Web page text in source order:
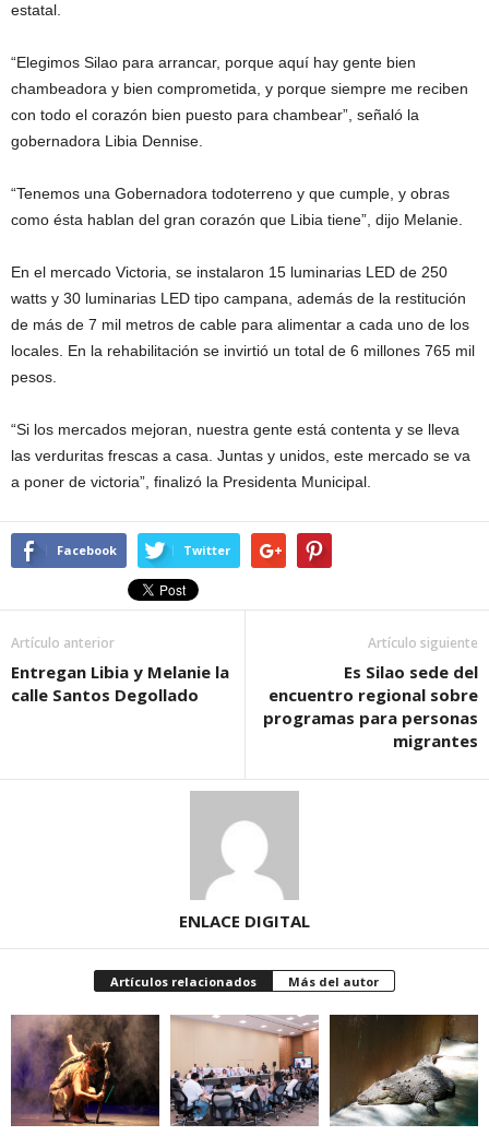
estatal.
“Elegimos Silao para arrancar, porque aquí hay gente bien
chambeadora y bien comprometida, y porque siempre me reciben
con todo el corazón bien puesto para chambear”, señaló la
gobernadora Libia Dennise.
“Tenemos una Gobernadora todoterreno y que cumple, y obras
como ésta hablan del gran corazón que Libia tiene”, dijo Melanie.
En el mercado Victoria, se instalaron 15 luminarias LED de 250
watts y 30 luminarias LED tipo campana, además de la restitución
de más de 7 mil metros de cable para alimentar a cada uno de los
locales. En la rehabilitación se invirtió un total de 6 millones 765 mil
pesos.
“Si los mercados mejoran, nuestra gente está contenta y se lleva
las verduritas frescas a casa. Juntas y unidos, este mercado se va
a poner de victoria”, finalizó la Presidenta Municipal.
Facebook Twitter
Artículo anterior
Entregan Libia y Melanie la
calle Santos Degollado
Artículo siguiente
Es Silao sede del
encuentro regional sobre
programas para personas
migrantes
ENLACE DIGITAL
Artículos relacionados Más del autor